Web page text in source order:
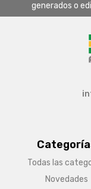
generados o
Todas las
Novedades